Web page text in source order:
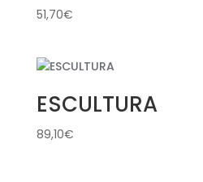
51,70€
ESCULTURA
89,10€